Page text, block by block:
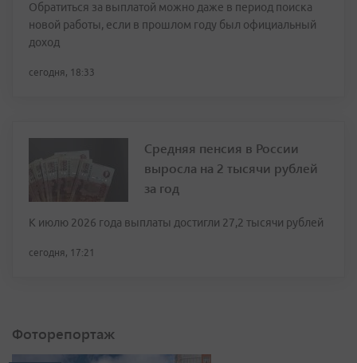
Обратиться за выплатой можно даже в период поиска
новой работы, если в прошлом году был официальный
доход
сегодня, 18:33
Средняя пенсия в России
выросла на 2 тысячи рублей
за год
К июлю 2026 года выплаты достигли 27,2 тысячи рублей
сегодня, 17:21
Фоторепортаж